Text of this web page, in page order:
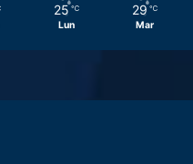
25 ℃
Lun
29 ℃
Mar